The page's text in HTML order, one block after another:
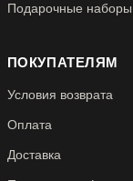
Подарочные наборы
ПОКУПАТЕЛЯМ
Условия возврата
Оплата
Доставка